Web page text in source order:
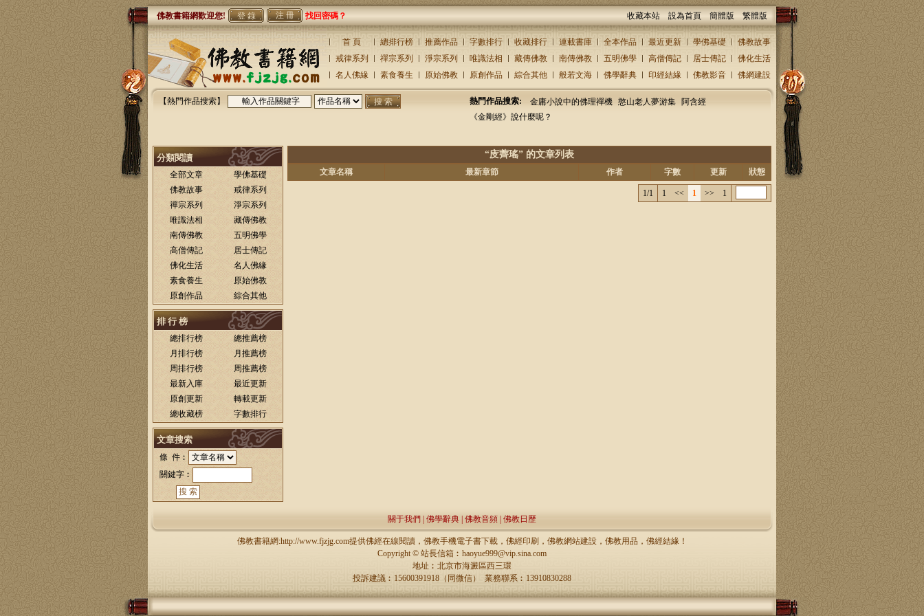
佛教書籍網歡迎您! 注 冊 找回密碼？ 收藏本站 設為首頁 簡體版 繁體版
首 頁 總排行榜 推薦作品 字數排行 收藏排行 連載書庫 全本作品 最近更新 學佛基礎
佛教故事
戒律系列
禪宗系列 淨宗系列 唯識法相 藏傳佛教 南傳佛教 五明佛學 高僧傳記 居士傳記
佛化生活
名人佛緣
素食養生 原始佛教 原創作品 綜合其他 般若文海 佛學辭典 印經結緣 佛教影音 佛網建設
【熱門作品搜索】 熱門作品搜索: 金庸小說中的佛理禪機 憨山老人夢游集
阿含經
《金剛經》說什麼呢？
分類閱讀
全部文章
學佛基礎
佛教故事
戒律系列
禪宗系列
淨宗系列
唯識法相
藏傳佛教
南傳佛教
五明佛學
高僧傳記
居士傳記
佛化生活
名人佛緣
素食養生
原始佛教
原創作品
綜合其他
排 行 榜
總排行榜
總推薦榜
月排行榜
月推薦榜
周排行榜
周推薦榜
最新入庫
最近更新
原創更新
轉載更新
總收藏榜
字數排行
文章搜索
條 件︰
關鍵字︰
“庋薺瑤” 的文章列表
文章名稱 最新章節 作者 字數 更新 狀態
1/1 1 << 1 >> 1
關于我們 佛學辭典 佛教音頻 佛教日歷
佛教書籍網:http://www.fjzjg.com提供佛經在線閱讀，佛教手機電子書下載，佛經印刷，佛教網站建設，佛教用品，佛經結緣！
Copyright © 站長信箱︰haoyue999@vip.sina.com
地址︰北京市海澱區西三環
投訴建議︰15600391918（同微信） 業務聯系︰13910830288